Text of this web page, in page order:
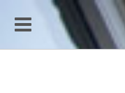
Toggle
navigation